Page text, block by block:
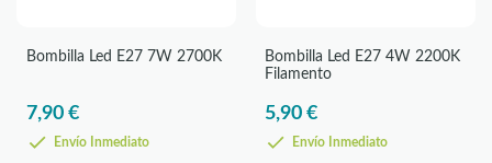
Bombilla Led E27 7W 2700K
7,90 €
Envío Inmediato
Bombilla Led E27 4W 2200K
Filamento
5,90 €
Envío Inmediato